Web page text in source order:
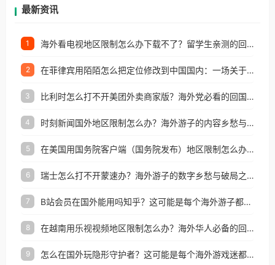
最新资讯
1 海外看电视地区限制怎么办下载不了？留学生亲测的回国加速方案（附2026世界杯观赛技巧）
2 在菲律宾用陌陌怎么把定位修改到中国国内：一场关于归属感与连接的探索
3 比利时怎么打不开美团外卖商家版？海外党必看的回国加速全攻略
4 时刻新闻国外地区限制怎么办？海外游子的内容乡愁与破局之路
5 在美国用国务院客户端（国务院发布）地区限制怎么办？3步解决海外看国内内容难题
6 瑞士怎么打不开蒙速办？海外游子的数字乡愁与破局之路
7 B站会员在国外能用吗知乎？这可能是每个海外游子都问过的问题
8 在越南用乐视视频地区限制怎么办？海外华人必备的回国加速攻略
9 怎么在国外玩隐形守护者？这可能是每个海外游戏迷都问过的问题